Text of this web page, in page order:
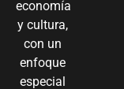
economía
y cultura,
con un
enfoque
especial